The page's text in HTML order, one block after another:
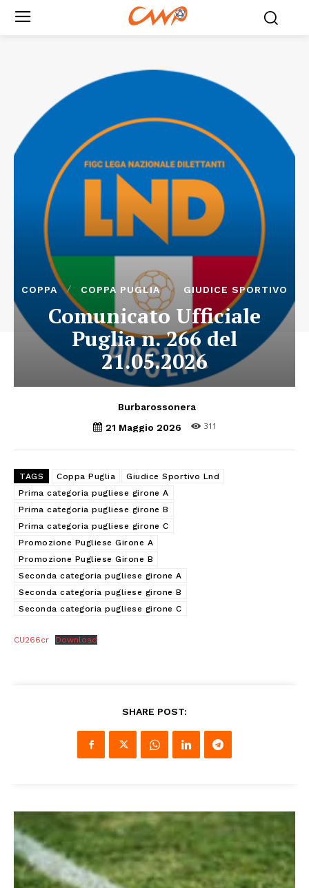
COPPA COPPA PUGLIA GIUDICE SPORTIVO
Comunicato Ufficiale
Puglia n. 266 del
21.05.2026
Burbarossonera
21 Maggio 2026
311
TAGS Coppa Puglia
Giudice Sportivo Lnd
Prima categoria pugliese girone A
Prima categoria pugliese girone B
Prima categoria pugliese girone C
Promozione Pugliese Girone A
Promozione Pugliese Girone B
Seconda categoria pugliese girone A
Seconda categoria pugliese girone B
Seconda categoria pugliese girone C
CU266cr Download
SHARE POST: